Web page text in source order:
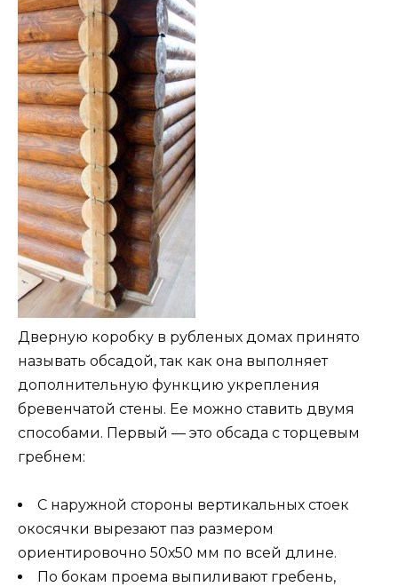
Дверную коробку в рубленых домах принято
называть обсадой, так как она выполняет
дополнительную функцию укрепления
бревенчатой стены. Ее можно ставить двумя
способами. Первый — это обсада с торцевым
гребнем:
С наружной стороны вертикальных стоек
окосячки вырезают паз размером
ориентировочно 50х50 мм по всей длине.
По бокам проема выпиливают гребень,